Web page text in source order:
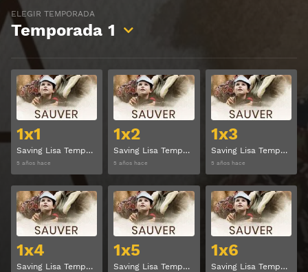
ELEGIR TEMPORADA
Temporada 1
1x1
Saving Lisa Temporada 1 Capitulo 1
5 años hace
Ver
1x2
Saving Lisa Temporada 1 Capitulo 2
5 años hace
Ver
1x3
Saving Lisa Temporada 1 Capitulo 3
5 años hace
1x4
Saving Lisa Temporada 1 Capitulo 4
Ver
1x5
Saving Lisa Temporada 1 Capitulo 5
Ver
1x6
Saving Lisa Temporada 1 Capitulo 6